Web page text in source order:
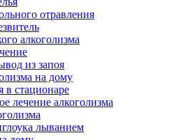
отравления
алкоголизма
из запоя
на дому
в стационаре
лечение алкоголизма
лыванием